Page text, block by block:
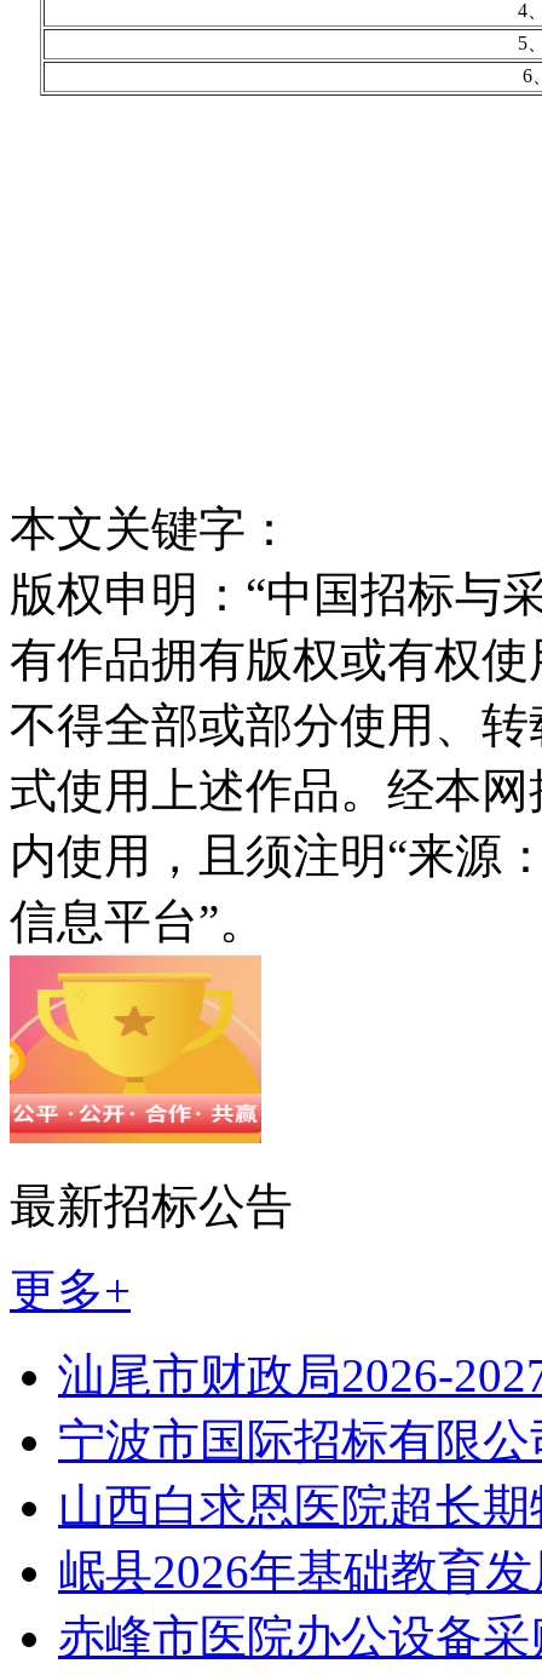
4
5
6
本文关键字：
版权申明：“中国招标与
有作品拥有版权或有权
不得全部或部分使用、
式使用上述作品。经本
内使用，且须注明“来源
信息平台”。
最新招标公告
更多+
汕尾市财政局2026-
宁波市国际招标有限
山西白求恩医院超长
岷县2026年基础教育
赤峰市医院办公设备